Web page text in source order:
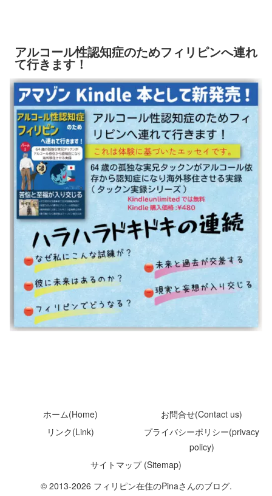
アルコール性認知症のためフィリピンへ連れ
て行きます！
ホーム(Home)
お問合せ(Contact us)
リンク(Link)
プライバシーポリシー(privacy
policy)
サイトマップ (Sitemap)
© 2013-2026 フィリピン在住のPinaさんのブログ.